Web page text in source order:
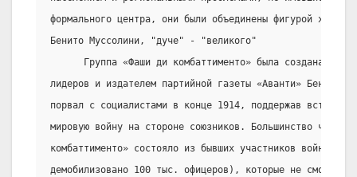
формального центра, они были объединены фигурой
Бенито Муссолини, "дуче" - "великого"
Группа «Фаши ди комбаттименто» была создана
лидеров и издателем партийной газеты «Аванти» Бенито
порвал с социалистами в конце 1914, поддержав
мировую войну на стороне союзников. Большинство
комбаттименто» состояло из бывших участников войны (из
демобилизовано 100 тыс. офицеров), которые не смогли